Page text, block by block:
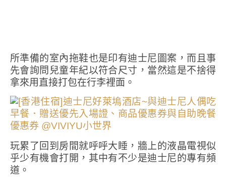
所準備的室內拖鞋也是印有迪士尼圖案，而且事
先會詢問兒童年紀以符合尺寸，當然這是不捨得
拿來用直接打包在行李裡面。
玩累了回到房間就呼呼大睡，牆上的液晶電視似
乎少有機會打開，其中有不少是迪士尼的專有頻
道。